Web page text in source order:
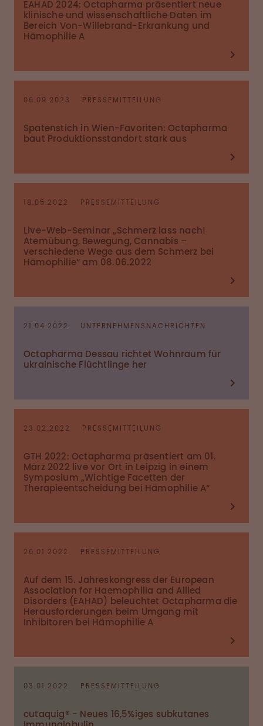
EAHAD 2024: Octapharma präsentiert neue
klinische und wissenschaftliche Daten im
Bereich Von-Willebrand-Erkrankung und
Hämophilie A
06.09.2023 PRESSEMITTEILUNG
Spatenstich in Wien-Favoriten: Octapharma
baut Produktionsstandort stark aus
18.05.2022 PRESSEMITTEILUNG
Live-Web-Seminar „Schmerz lass nach!
Atemübung, Bewegung, Cannabis –
verschiedene Wege aus dem Schmerz bei
Hämophilie“ am 08.06.2022
21.04.2022 UNTERNEHMENSNACHRICHTEN
Octapharma Dessau richtet Wohnraum für
ukrainische Flüchtlinge her
23.02.2022 PRESSEMITTEILUNG
GTH 2022: Octapharma präsentiert am 01.
März 2022 live vor Ort in Leipzig in einem
Symposium „Wichtige Facetten der
Therapieentscheidung bei Hämophilie A“
26.01.2022 PRESSEMITTEILUNG
Auf dem 15. Jahreskongress der European
Association for Haemophilia and Allied
Disorders (EAHAD) beleuchtet Octapharma die
Herausforderungen beim Umgang mit
Inhibitoren bei Hämophilie A
03.01.2022 PRESSEMITTEILUNG
cutaquig® - Neues 16,5%iges subkutanes